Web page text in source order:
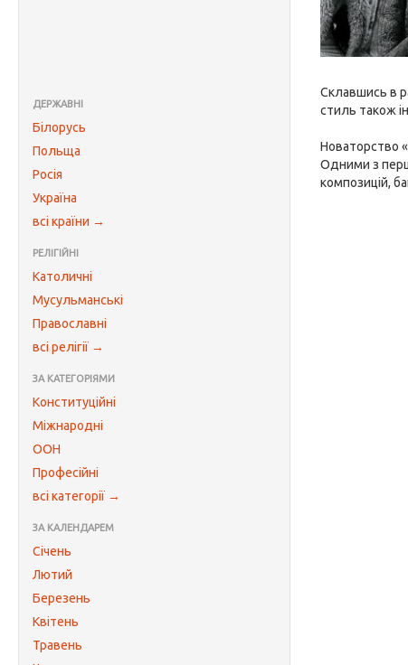
ДЕРЖАВНІ
Білорусь
Польща
Росія
Україна
всі країни →
РЕЛІГІЙНІ
Католичні
Мусульманські
Православні
всі релігії →
ЗА КАТЕГОРІЯМИ
Конституційні
Міжнародні
ООН
Професійні
всі категорії →
ЗА КАЛЕНДАРЕМ
Січень
Лютий
Березень
Квітень
Травень
Склавшись в
стиль також
Новаторство
Одними з
композицій,